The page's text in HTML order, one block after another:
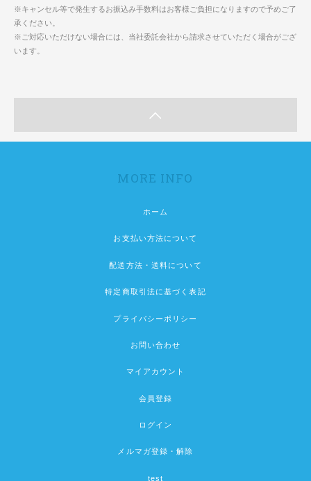
※キャンセル等で発生するお振込み手数料はお客様ご負担になりますので予めご了
承ください。
※ご対応いただけない場合には、当社委託会社から請求させていただく場合がござ
います。
MORE INFO
ホーム
お支払い方法について
配送方法・送料について
特定商取引法に基づく表記
プライバシーポリシー
お問い合わせ
マイアカウント
会員登録
ログイン
メルマガ登録・解除
test